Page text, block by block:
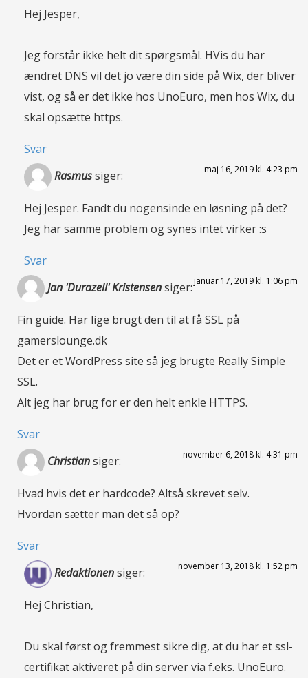
Hej Jesper,
Jeg forstår ikke helt dit spørgsmål. HVis du har
ændret DNS vil det jo være din side på Wix, der bliver
vist, og så er det ikke hos UnoEuro, men hos Wix, du
skal opsætte https.
Svar
Rasmussiger: maj 16, 2019 kl. 4:23 pm
Hej Jesper. Fandt du nogensinde en løsning på det?
Jeg har samme problem og synes intet virker :s
Svar
Jan 'Durazell' Kristensensiger: januar 17, 2019 kl. 1:06 pm
Fin guide. Har lige brugt den til at få SSL på
gamerslounge.dk
Det er et WordPress site så jeg brugte Really Simple
SSL.
Alt jeg har brug for er den helt enkle HTTPS.
Svar
Christiansiger: november 6, 2018 kl. 4:31 pm
Hvad hvis det er hardcode? Altså skrevet selv.
Hvordan sætter man det så op?
Svar
Redaktionensiger: november 13, 2018 kl. 1:52 pm
Hej Christian,
Du skal først og fremmest sikre dig, at du har et ssl-
certifikat aktiveret på din server via f.eks. UnoEuro.